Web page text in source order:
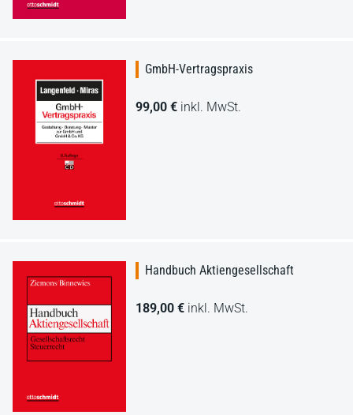
GmbH-Vertragspraxis
99,00 € inkl. MwSt.
Handbuch Aktiengesellschaft
189,00 € inkl. MwSt.